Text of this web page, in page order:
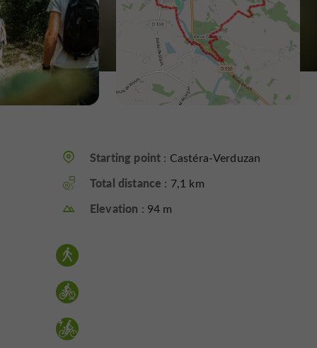
Starting point : Castéra-Verduzan
Total distance : 7,1 km
Elevation : 94 m